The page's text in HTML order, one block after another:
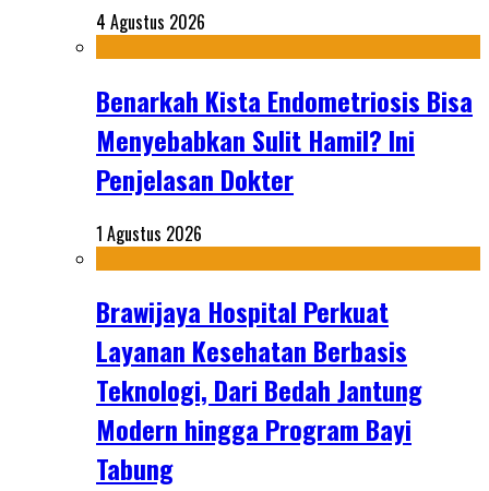
4 Agustus 2026
Benarkah Kista Endometriosis Bisa
Menyebabkan Sulit Hamil? Ini
Penjelasan Dokter
1 Agustus 2026
Brawijaya Hospital Perkuat
Layanan Kesehatan Berbasis
Teknologi, Dari Bedah Jantung
Modern hingga Program Bayi
Tabung